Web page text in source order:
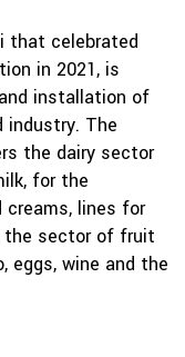
that celebrated
in 2021, is
installation of
The
the dairy sector
for the
creams, lines for
the sector of fruit
eggs, wine and the